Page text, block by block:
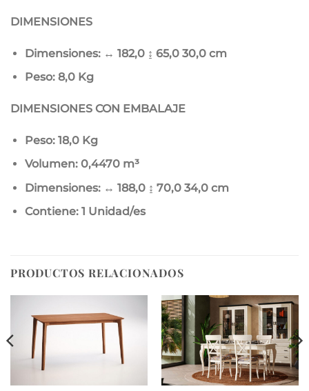
DIMENSIONES
Dimensiones: ↔ 182,0 ↨ 65,0 30,0 cm
Peso: 8,0 Kg
DIMENSIONES CON EMBALAJE
Peso: 18,0 Kg
Volumen: 0,4470 m³
Dimensiones: ↔ 188,0 ↨ 70,0 34,0 cm
Contiene: 1 Unidad/es
PRODUCTOS RELACIONADOS